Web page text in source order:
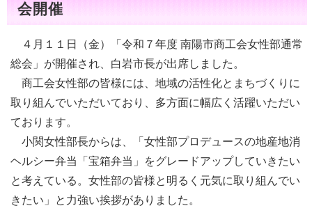
会開催
４月１１日（金）「令和７年度 南陽市商工会女性部通常
総会」が開催され、白岩市長が出席しました。
商工会女性部の皆様には、地域の活性化とまちづくりに
取り組んでいただいており、多方面に幅広く活躍いただい
ております。
小関女性部長からは、「女性部プロデュースの地産地消
ヘルシー弁当「宝箱弁当」をグレードアップしていきたい
と考えている。女性部の皆様と明るく元気に取り組んでい
きたい」と力強い挨拶がありました。